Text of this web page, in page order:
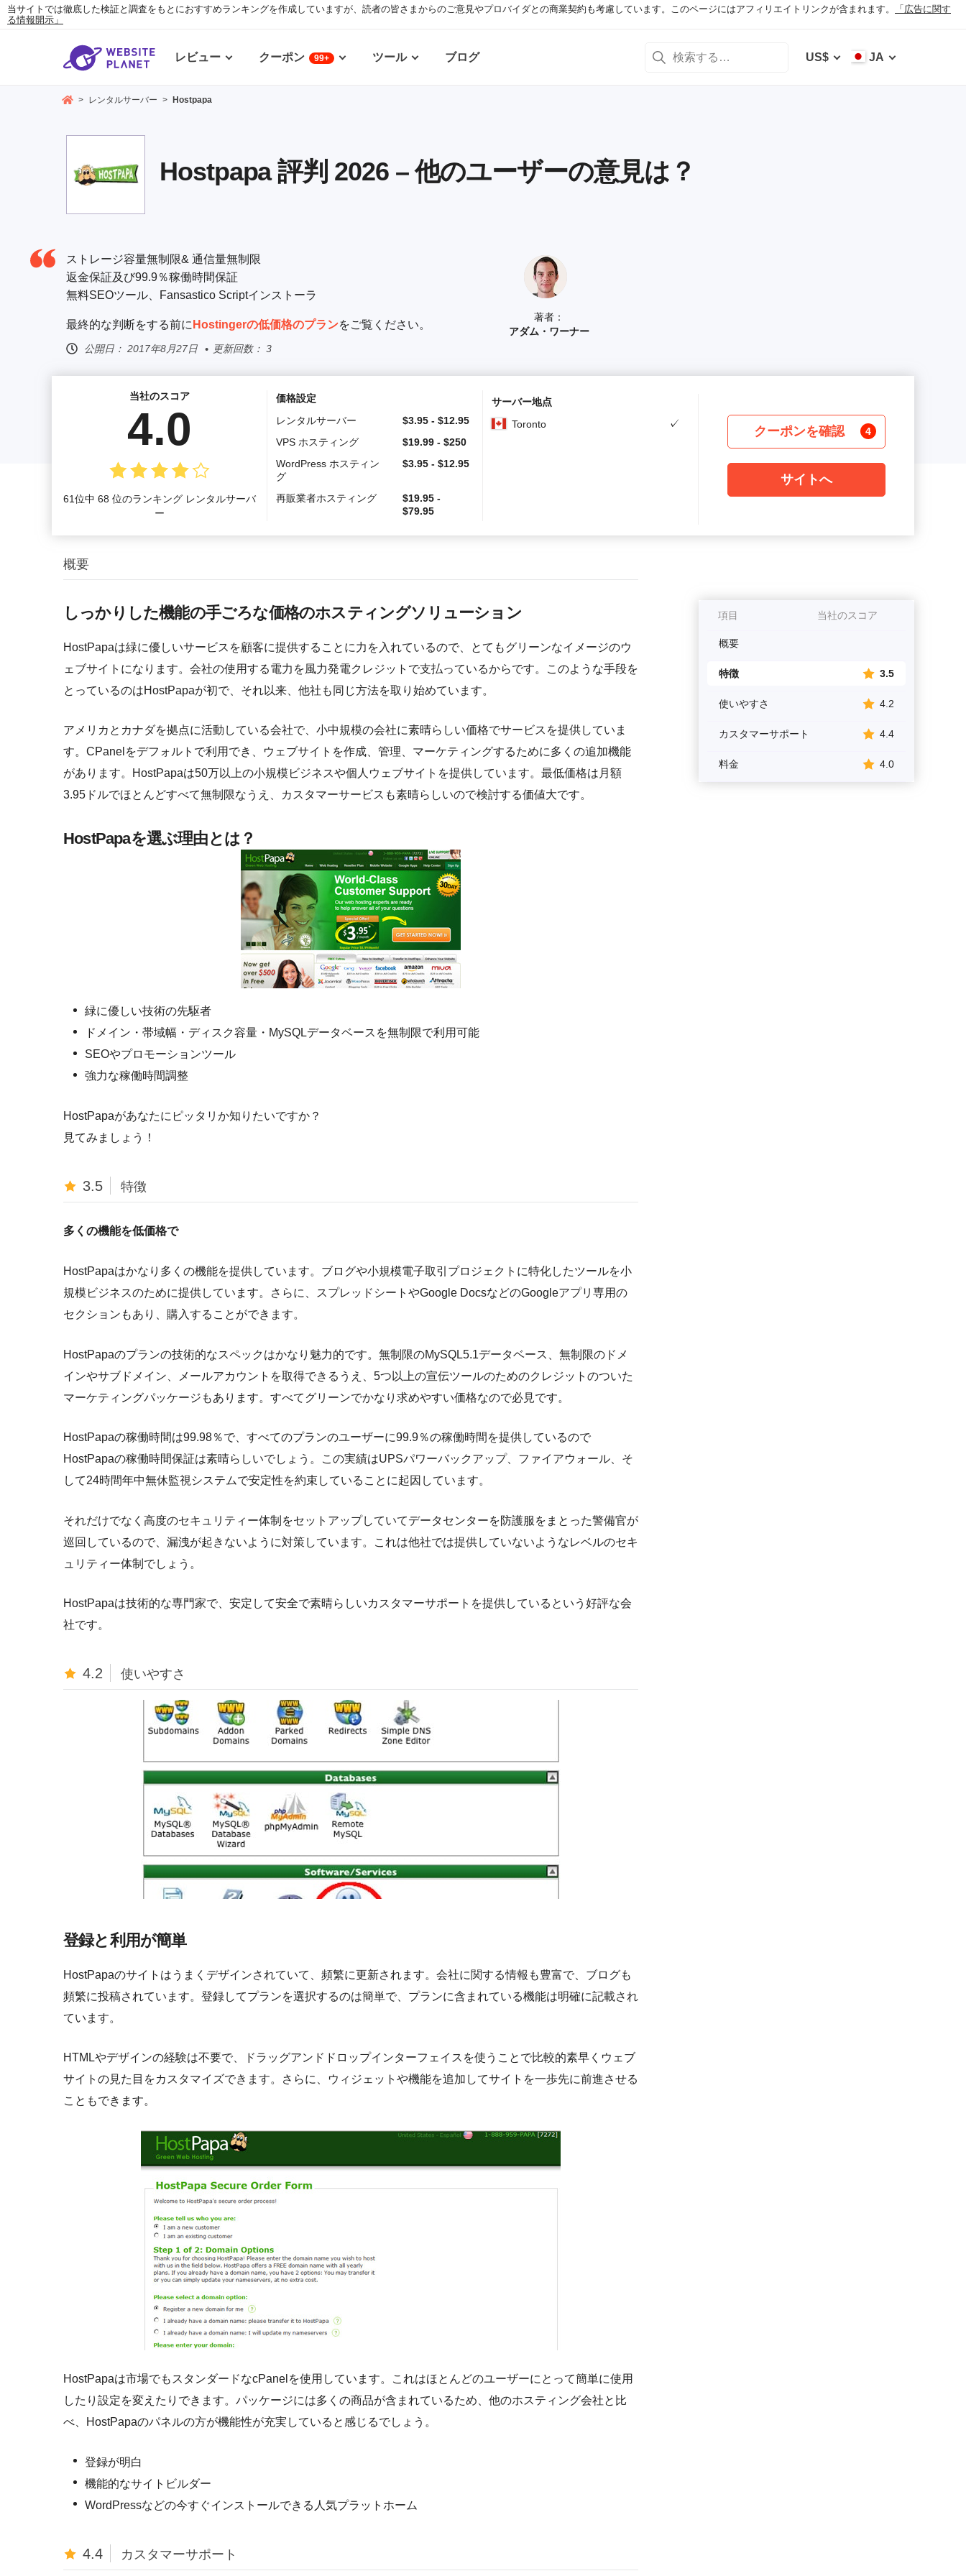
当サイトでは徹底した検証と調査をもとにおすすめランキングを作成していますが、読者の皆さまからのご意見やプロバイダとの商業契約も考慮しています。このページにはアフィリエイトリンクが含まれます。
「広告に関す
る情報開示」
レビュー クーポン 99+ ツール ブログ US$ JA
> レンタルサーバー > Hostpapa
Hostpapa 評判 2026 – 他のユーザーの意見は？
著者：
アダム・ワーナー
ストレージ容量無制限& 通信量無制限
返金保証及び99.9％稼働時間保証
無料SEOツール、Fansastico Scriptインストーラ
最終的な判断をする前に Hostingerの低価格のプランをご覧ください。
公開日： 2017年8月27日 更新回数： 3
当社のスコア
4.0
61位中 68 位のランキング レンタルサーバ
ー
価格設定
レンタルサーバー
$3.95 - $12.95
VPS ホスティング
$19.99 - $250
WordPress ホスティン
グ
$3.95 - $12.95
再販業者ホスティング $19.95 -
$79.95
サーバー地点
Toronto
✓
クーポンを確認 4
サイトへ
概要
しっかりした機能の手ごろな価格のホスティングソリューション
HostPapaは緑に優しいサービスを顧客に提供することに力を入れているので、とてもグリーンなイメージのウ
ェブサイトになります。会社の使用する電力を風力発電クレジットで支払っているからです。このような手段を
とっているのはHostPapaが初で、それ以来、他社も同じ方法を取り始めています。
アメリカとカナダを拠点に活動している会社で、小中規模の会社に素晴らしい価格でサービスを提供していま
す。CPanelをデフォルトで利用でき、ウェブサイトを作成、管理、マーケティングするために多くの追加機能
があります。HostPapaは50万以上の小規模ビジネスや個人ウェブサイトを提供しています。最低価格は月額
3.95ドルでほとんどすべて無制限なうえ、カスタマーサービスも素晴らしいので検討する価値大です。
HostPapaを選ぶ理由とは？
緑に優しい技術の先駆者
ドメイン・帯域幅・ディスク容量・MySQLデータベースを無制限で利用可能
SEOやプロモーションツール
強力な稼働時間調整
HostPapaがあなたにピッタリか知りたいですか？
見てみましょう！
3.5 特徴
多くの機能を低価格で
HostPapaはかなり多くの機能を提供しています。ブログや小規模電子取引プロジェクトに特化したツールを小
規模ビジネスのために提供しています。さらに、スプレッドシートやGoogle DocsなどのGoogleアプリ専用の
セクションもあり、購入することができます。
HostPapaのプランの技術的なスペックはかなり魅力的です。無制限のMySQL5.1データベース、無制限のドメ
インやサブドメイン、メールアカウントを取得できるうえ、5つ以上の宣伝ツールのためのクレジットのついた
マーケティングパッケージもあります。すべてグリーンでかなり求めやすい価格なので必見です。
HostPapaの稼働時間は99.98％で、すべてのプランのユーザーに99.9％の稼働時間を提供しているので
HostPapaの稼働時間保証は素晴らしいでしょう。この実績はUPSパワーバックアップ、ファイアウォール、そ
して24時間年中無休監視システムで安定性を約束していることに起因しています。
それだけでなく高度のセキュリティー体制をセットアップしていてデータセンターを防護服をまとった警備官が
巡回しているので、漏洩が起きないように対策しています。これは他社では提供していないようなレベルのセキ
ュリティー体制でしょう。
HostPapaは技術的な専門家で、安定して安全で素晴らしいカスタマーサポートを提供しているという好評な会
社です。
4.2 使いやすさ
登録と利用が簡単
HostPapaのサイトはうまくデザインされていて、頻繁に更新されます。会社に関する情報も豊富で、ブログも
頻繁に投稿されています。登録してプランを選択するのは簡単で、プランに含まれている機能は明確に記載され
ています。
HTMLやデザインの経験は不要で、ドラッグアンドドロップインターフェイスを使うことで比較的素早くウェブ
サイトの見た目をカスタマイズできます。さらに、ウィジェットや機能を追加してサイトを一歩先に前進させる
こともできます。
HostPapaは市場でもスタンダードなcPanelを使用しています。これはほとんどのユーザーにとって簡単に使用
したり設定を変えたりできます。パッケージには多くの商品が含まれているため、他のホスティング会社と比
べ、HostPapaのパネルの方が機能性が充実していると感じるでしょう。
登録が明白
機能的なサイトビルダー
WordPressなどの今すぐインストールできる人気プラットホーム
4.4 カスタマーサポート
項目 当社のスコア
概要
特徴 3.5
使いやすさ 4.2
カスタマーサポート 4.4
料金 4.0